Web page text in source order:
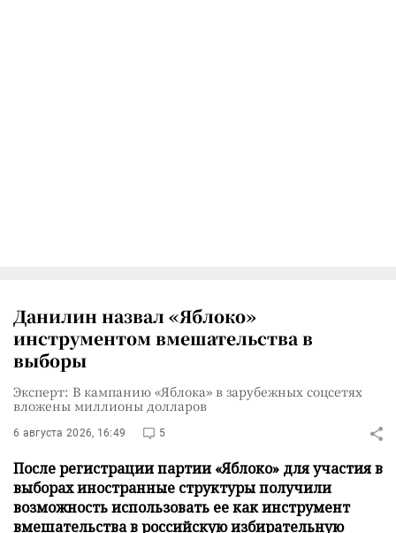
Данилин назвал «Яблоко»
инструментом вмешательства в
выборы
Эксперт: В кампанию «Яблока» в зарубежных соцсетях
вложены миллионы долларов
6 августа 2026, 16:49 5
После регистрации партии «Яблоко» для участия в
выборах иностранные структуры получили
возможность использовать ее как инструмент
вмешательства в российскую избирательную